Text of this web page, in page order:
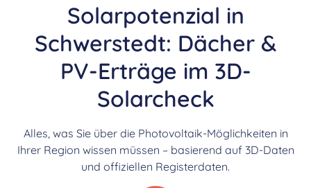
Solarpotenzial in
Schwerstedt: Dächer &
PV-Erträge im 3D-
Solarcheck
Alles, was Sie über die Photovoltaik-Möglichkeiten in
Ihrer Region wissen müssen – basierend auf 3D-Daten
und offiziellen Registerdaten.